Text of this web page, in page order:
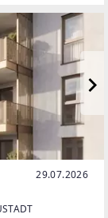
29.07.2026